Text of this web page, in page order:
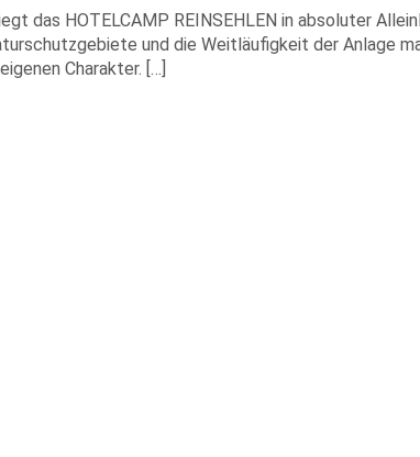
das HOTELCAMP REINSEHLEN in absoluter
und die Weitläufigkeit der Anlage
Charakter. […]